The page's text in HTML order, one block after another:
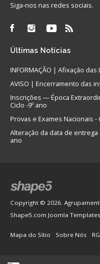
Siga-nos nas redes sociais.
Últimas Notícias
INFORMAÇÃO | Afixação
AVISO | Encerramento das
Inscrições — Época
Ciclo -9º ano
Provas e Exames Nacionais -
Alteração da data de
ano
Copyright © 2026.
Shape5.com Joomla Templates
Mapa do Sítio Sobre Nós